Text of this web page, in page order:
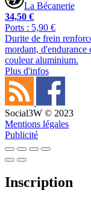
La Bécanerie
34,50 €
Ports : 5,90 €
Durite de frein
mordant,
couleur aluminium.
Plus d'infos
Social3W © 2023
Mentions légales
Publicité
Inscription